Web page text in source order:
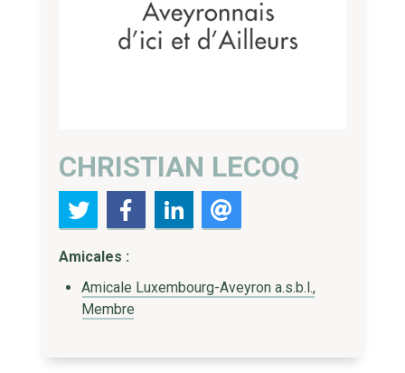
CHRISTIAN LECOQ
Amicales :
Amicale Luxembourg-Aveyron a.s.b.l.,
Membre